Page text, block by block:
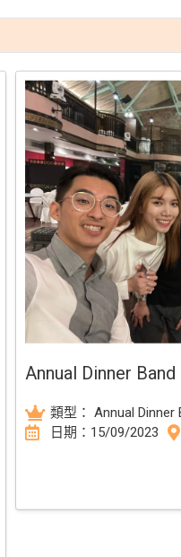
Annual Dinner
類型： Annual
日期：15/09/2023